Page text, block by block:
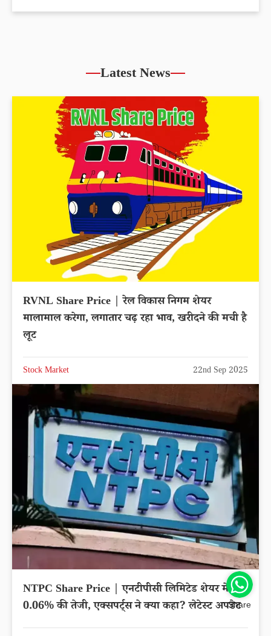
Latest News
RVNL Share Price | रेल विकास निगम शेयर
मालामाल करेगा, लगातार चढ़ रहा भाव, खरीदने की मची है
लूट
Stock Market 22nd Sep 2025
NTPC Share Price | एनटीपीसी लिमिटेड शेयर में
0.06% की तेजी, एक्सपर्ट्स ने क्या कहा? लेटेस्ट अपडेटShare